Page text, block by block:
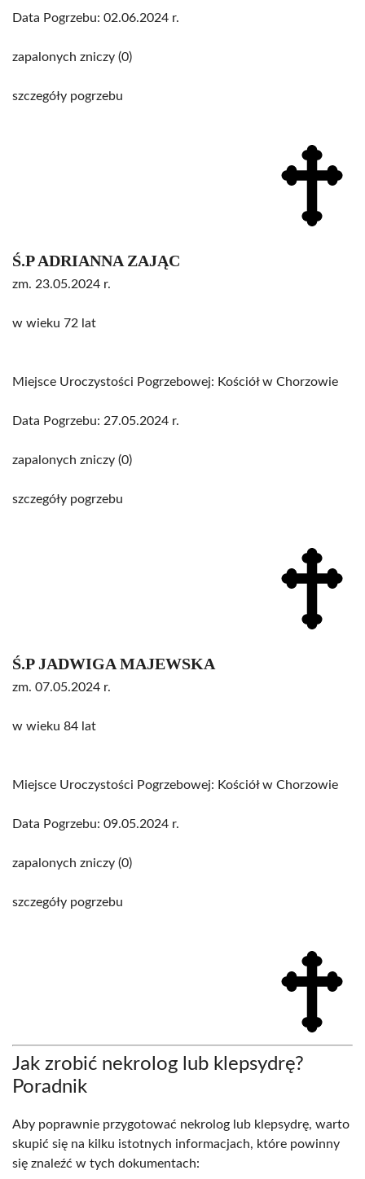
Data Pogrzebu: 02.06.2024 r.
zapalonych zniczy (0)
szczegóły pogrzebu
Ś.P ADRIANNA ZAJĄC
zm. 23.05.2024 r.
w wieku 72 lat
Miejsce Uroczystości Pogrzebowej: Kościół w Chorzowie
Data Pogrzebu: 27.05.2024 r.
zapalonych zniczy (0)
szczegóły pogrzebu
Ś.P JADWIGA MAJEWSKA
zm. 07.05.2024 r.
w wieku 84 lat
Miejsce Uroczystości Pogrzebowej: Kościół w Chorzowie
Data Pogrzebu: 09.05.2024 r.
zapalonych zniczy (0)
szczegóły pogrzebu
Jak zrobić nekrolog lub klepsydrę?
Poradnik
Aby poprawnie przygotować nekrolog lub klepsydrę, warto
skupić się na kilku istotnych informacjach, które powinny
się znaleźć w tych dokumentach: